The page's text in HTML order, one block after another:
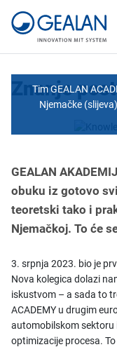
Znanje
Tim GEALAN
Njemačke
GEALAN
obuku iz gotovo
teoretski tako i
Njemačkoj. To će
3. srpnja 2023. bio je
Nova kolegica dolazi
iskustvom – a sada to
ACADEMY u drugim
automobilskom sektoru
optimizacije procesa.